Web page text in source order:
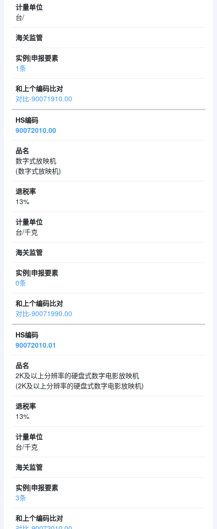
台/
1条
对比-90071910.00
90072010.00
数字式放映机
(数字式放映机)
13%
台/千克
0条
对比-90071990.00
90072010.01
2K及以上分辨率的硬盘式数字电影放映机
(2K及以上分辨率的硬盘式数字电影放映机)
13%
台/千克
3条